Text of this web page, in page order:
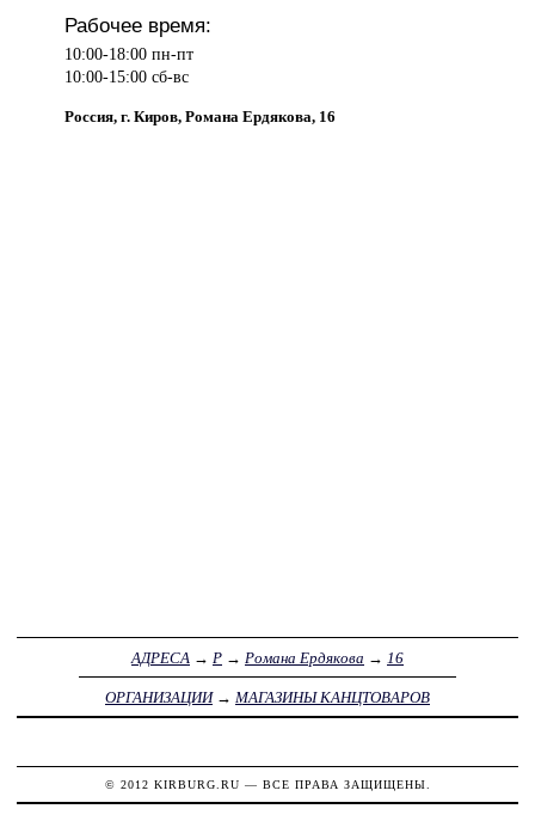
Рабочее время:
10:00-18:00 пн-пт
10:00-15:00 сб-вс
Россия, г. Киров, Романа Ердякова, 16
АДРЕСА → Р → Романа Ердякова → 16
ОРГАНИЗАЦИИ→ МАГАЗИНЫ КАНЦТОВАРОВ
© 2012 KIRBURG.RU — ВСЕ ПРАВА ЗАЩИЩЕНЫ.